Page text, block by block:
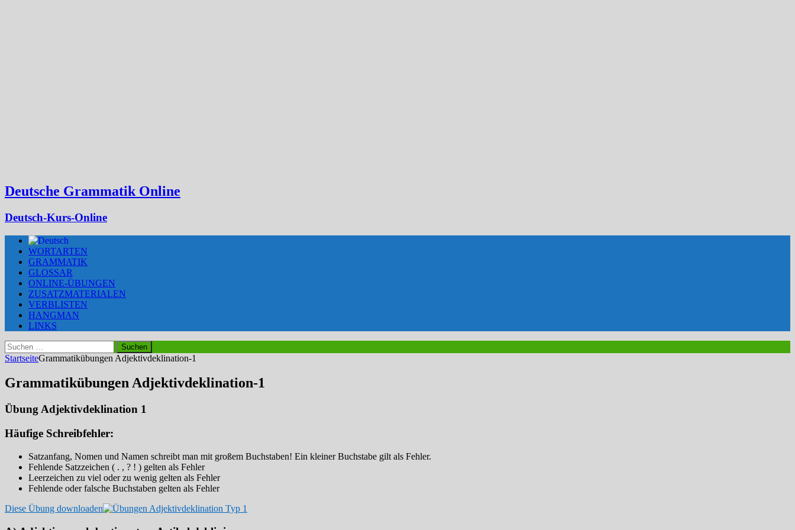
Deutsche Grammatik Online
Deutsch-Kurs-Online
WORTARTEN
GRAMMATIK
GLOSSAR
ONLINE-ÜBUNGEN
ZUSATZMATERIALEN
VERBLISTEN
HANGMAN
LINKS
Suchen
nach:
StartseiteGrammatikübungen Adjektivdeklination-1
Grammatikübungen Adjektivdeklination-1
Übung Adjektivdeklination 1
Häufige Schreibfehler:
Satzanfang, Nomen und Namen schreibt man mit großem Buchstaben! Ein kleiner Buchstabe gilt als Fehler.
Fehlende Satzzeichen ( . , ? ! ) gelten als Fehler
Leerzeichen zu viel oder zu wenig gelten als Fehler
Fehlende oder falsche Buchstaben gelten als Fehler
Diese Übung downloaden